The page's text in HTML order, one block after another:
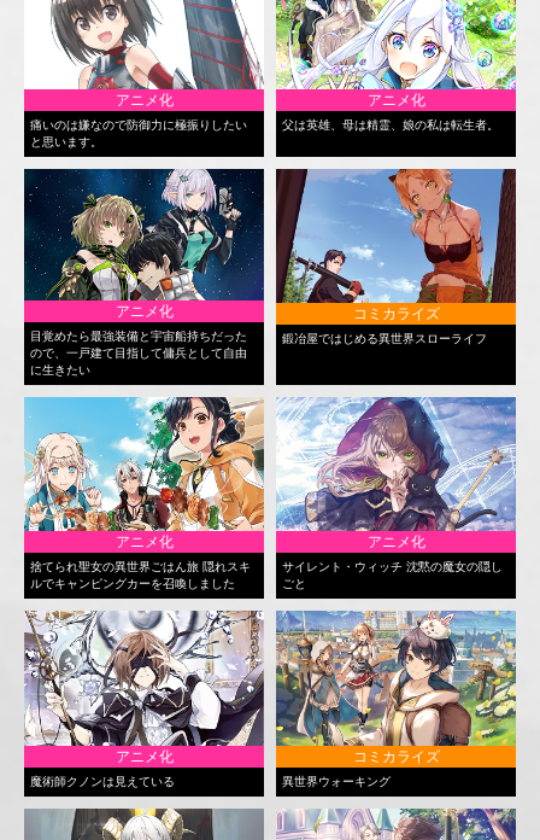
アニメ化
痛いのは嫌なので防御力に極振りしたい
と思います。
アニメ化
父は英雄、母は精霊、娘の私は転生者。
アニメ化
目覚めたら最強装備と宇宙船持ちだった
ので、一戸建て目指して傭兵として自由
に生きたい
コミカライズ
鍛冶屋ではじめる異世界スローライフ
アニメ化
捨てられ聖女の異世界ごはん旅 隠れスキ
ルでキャンピングカーを召喚しました
アニメ化
サイレント・ウィッチ 沈黙の魔女の隠し
ごと
アニメ化
魔術師クノンは見えている
コミカライズ
異世界ウォーキング